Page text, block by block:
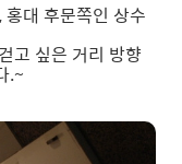
대 후문쪽인 상수
고 싶은 거리 방향
.~